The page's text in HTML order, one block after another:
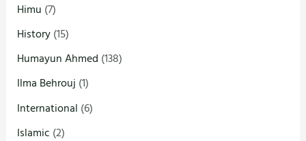
Himu (7)
History(15)
Humayun Ahmed (138)
Ilma Behrouj (1)
International (6)
Islamic (2)